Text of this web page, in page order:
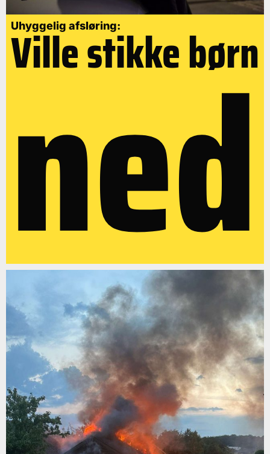
Uhyggelig afsløring:
Ville stikke børn
ned